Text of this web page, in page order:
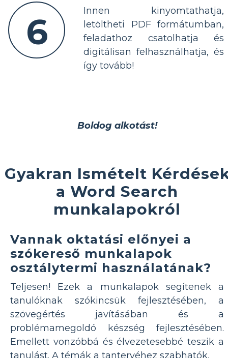
6
Innen kinyomtathatja,
letöltheti PDF formátumban,
feladathoz csatolhatja és
digitálisan felhasználhatja, és
így tovább!
Boldog alkotást!
Gyakran Ismételt
a Word Search
munkalapokról
Vannak oktatási előnyei a
szókereső munkalapok
osztálytermi használatának?
Teljesen! Ezek a munkalapok segítenek a
tanulóknak szókincsük fejlesztésében, a
szövegértés javításában és a
problémamegoldó készség fejlesztésében.
Emellett vonzóbbá és élvezetesebbé teszik a
tanulást. A témák a tantervéhez szabhatók.